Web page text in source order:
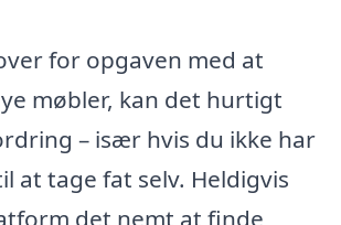
for opgaven med at
møbler, kan det hurtigt
– især hvis du ikke har
at tage fat selv. Heldigvis
det nemt at finde